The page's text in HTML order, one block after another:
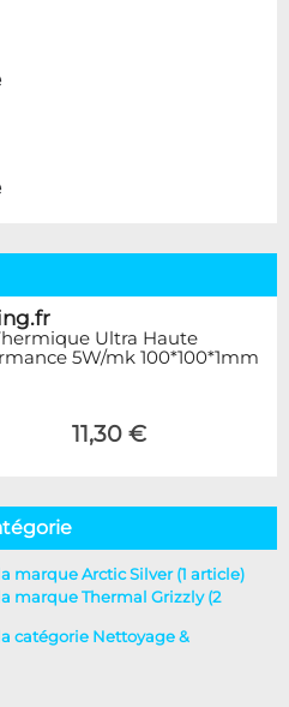
Ultra Haute
5W/mk 100*100*1mm
11,30 €
marque Arctic Silver (1 article)
marque Thermal Grizzly (2
catégorie Nettoyage &